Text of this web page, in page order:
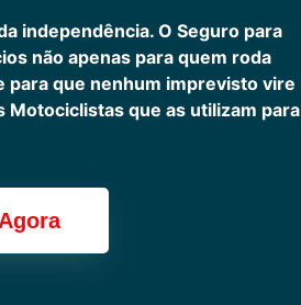
independência. O Seguro para
não apenas para quem roda
para que nenhum imprevisto vire
Motociclistas que as utilizam para